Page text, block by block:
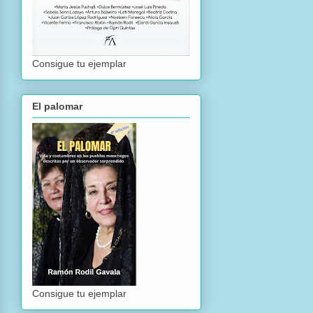
Consigue tu ejemplar
El palomar
Consigue tu ejemplar